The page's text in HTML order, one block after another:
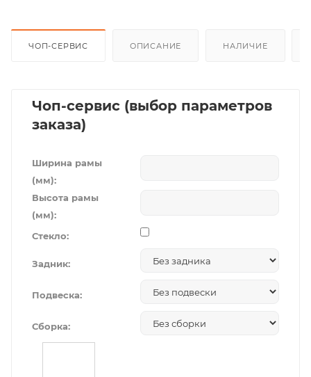
ЧОП-СЕРВИС ОПИСАНИЕ НАЛИЧИЕ
Чоп-сервис (выбор параметров
заказа)
Ширина рамы
(мм):
Высота рамы
(мм):
Стекло:
Задник:
Подвеска:
Сборка: